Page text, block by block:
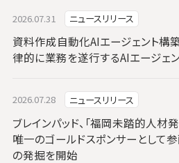
2026.07.31 ニュースリリース
資料作成自動化AIエージェント構
律的に業務を遂行するAIエージェ
2026.07.28 ニュースリリース
ブレインパッド、「福岡未踏的人材
唯一のゴールドスポンサーとして
の発掘を開始